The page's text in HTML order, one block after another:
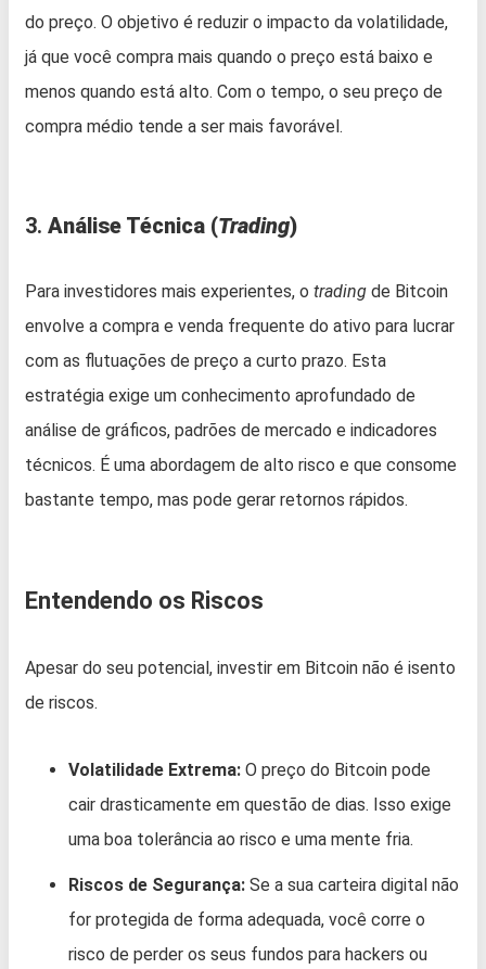
do preço. O objetivo é reduzir o impacto da volatilidade,
já que você compra mais quando o preço está baixo e
menos quando está alto. Com o tempo, o seu preço de
compra médio tende a ser mais favorável.
3. Análise Técnica (Trading)
Para investidores mais experientes, o trading de Bitcoin
envolve a compra e venda frequente do ativo para lucrar
com as flutuações de preço a curto prazo. Esta
estratégia exige um conhecimento aprofundado de
análise de gráficos, padrões de mercado e indicadores
técnicos. É uma abordagem de alto risco e que consome
bastante tempo, mas pode gerar retornos rápidos.
Entendendo os Riscos
Apesar do seu potencial, investir em Bitcoin não é isento
de riscos.
Volatilidade Extrema: O preço do Bitcoin pode
cair drasticamente em questão de dias. Isso exige
uma boa tolerância ao risco e uma mente fria.
Riscos de Segurança: Se a sua carteira digital não
for protegida de forma adequada, você corre o
risco de perder os seus fundos para hackers ou